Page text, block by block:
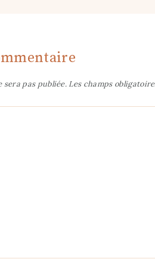
sera pas publiée. Les champs